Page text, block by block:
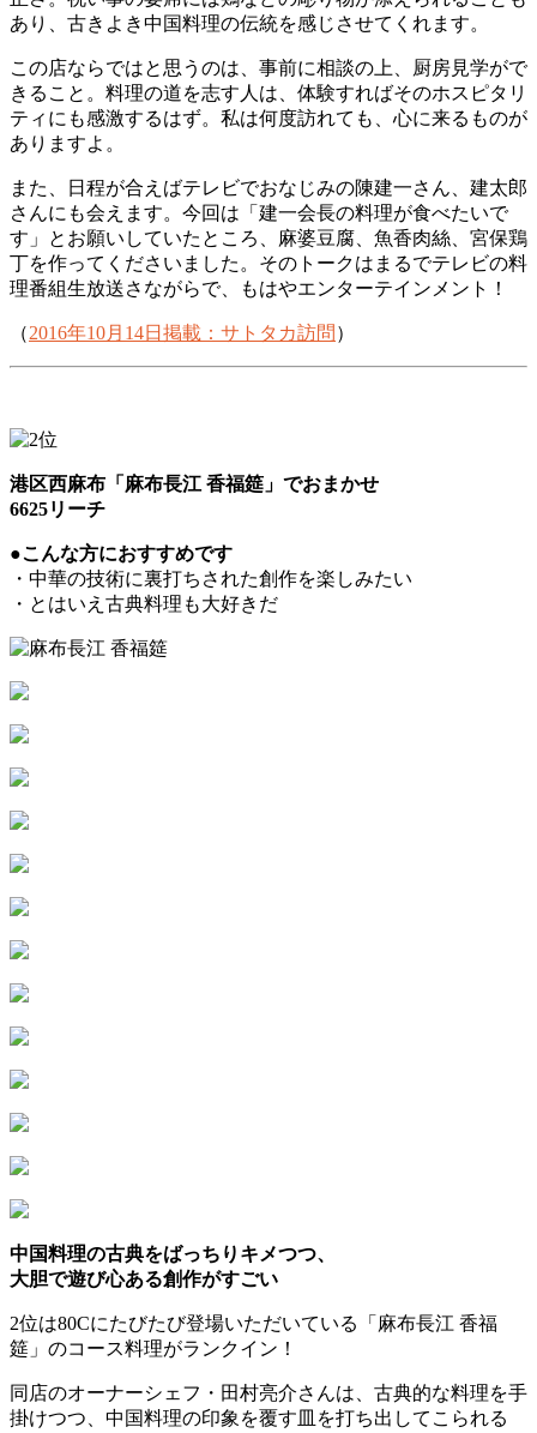
あり、古きよき中国料理の伝統を感じさせてくれます。
この店ならではと思うのは、事前に相談の上、厨房見学がで
きること。料理の道を志す人は、体験すればそのホスピタリ
ティにも感激するはず。私は何度訪れても、心に来るものが
ありますよ。
また、日程が合えばテレビでおなじみの陳建一さん、建太郎
さんにも会えます。今回は「建一会長の料理が食べたいで
す」とお願いしていたところ、麻婆豆腐、魚香肉絲、宮保鶏
丁を作ってくださいました。そのトークはまるでテレビの料
理番組生放送さながらで、もはやエンターテインメント！
（2016年10月14日掲載：サトタカ訪問 ）
港区西麻布「麻布長江 香福筵」でおまかせ
6625リーチ
●こんな方におすすめです
・中華の技術に裏打ちされた創作を楽しみたい
・とはいえ古典料理も大好きだ
中国料理の古典をばっちりキメつつ、
大胆で遊び心ある創作がすごい
2位は80Cにたびたび登場いただいている「麻布長江 香福
筵」のコース料理がランクイン！
同店のオーナーシェフ・田村亮介さんは、古典的な料理を手
掛けつつ、中国料理の印象を覆す皿を打ち出してこられる